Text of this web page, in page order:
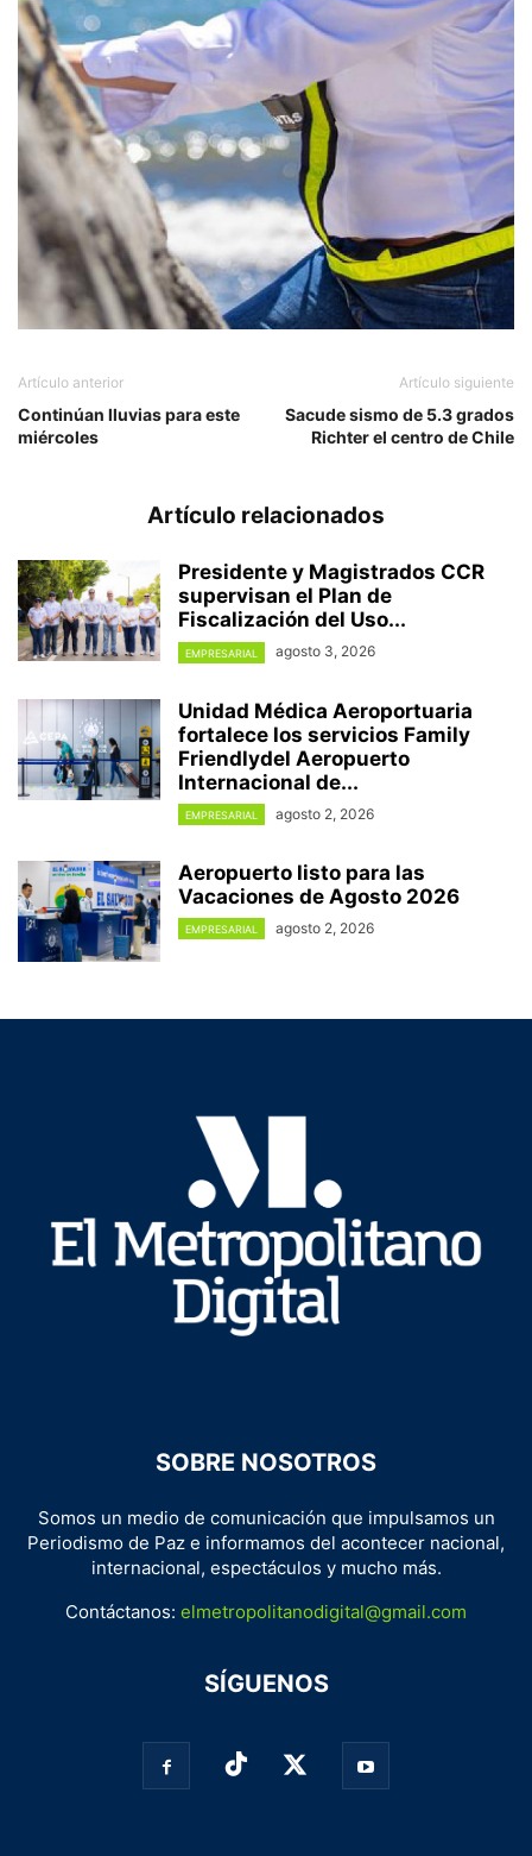
Artículo anterior
Continúan lluvias para este
miércoles
Artículo siguiente
Sacude sismo de 5.3 grados
Richter el centro de Chile
Artículo relacionados
Presidente y Magistrados CCR
supervisan el Plan de
Fiscalización del Uso...
EMPRESARIAL agosto 3, 2026
Unidad Médica Aeroportuaria
fortalece los servicios Family
Friendlydel Aeropuerto
Internacional de...
EMPRESARIAL agosto 2, 2026
Aeropuerto listo para las
Vacaciones de Agosto 2026
EMPRESARIAL agosto 2, 2026
SOBRE NOSOTROS
Somos un medio de comunicación que impulsamos un
Periodismo de Paz e informamos del acontecer nacional,
internacional, espectáculos y mucho más.
Contáctanos: elmetropolitanodigital@gmail.com
SÍGUENOS